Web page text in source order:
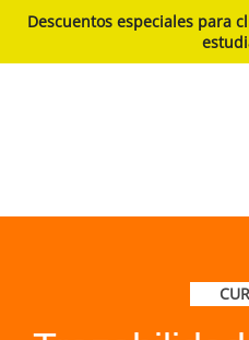
Descuentos especiales para